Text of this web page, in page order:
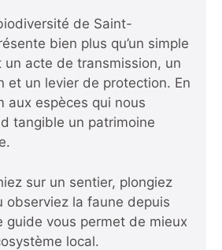
de Saint-
bien plus qu’un simple
un acte de transmission, un
et un levier de protection. En
aux espèces qui nous
tangible un patrimoine
sur un sentier, plongiez
observiez la faune depuis
guide vous permet de mieux
local.